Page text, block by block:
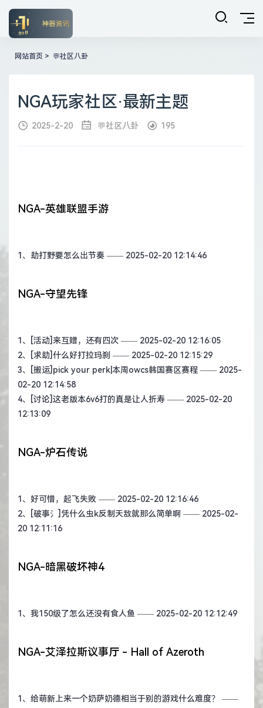
网站首页 > 💬社区八卦
NGA玩家社区·最新主题
2025-2-20 💬社区八卦 195
NGA-英雄联盟手游
1、 劫打野要怎么出节奏 —— 2025-02-20 12:14:46
NGA-守望先锋
1、 [活动]来互赠，还有四次 —— 2025-02-20 12:16:05
2、
[求助]什么好打拉玛刹 —— 2025-02-20 12:15:29
3、
[搬运]pick your perk|本周owcs韩国赛区赛程 —— 2025-
02-20 12:14:58
4、
[讨论]这老版本6v6打的真是让人折寿 —— 2025-02-20
12:13:09
NGA-炉石传说
1、 好可惜，起飞失败 —— 2025-02-20 12:16:46
2、
[破事氵]凭什么虫k反制天敌就那么简单啊 —— 2025-02-
20 12:11:16
NGA-暗黑破坏神4
1、 我150级了怎么还没有食人鱼 —— 2025-02-20 12:12:49
NGA-艾泽拉斯议事厅 - Hall of Azeroth
1、 给萌新上来一个奶萨奶德相当于别的游戏什么难度？
——